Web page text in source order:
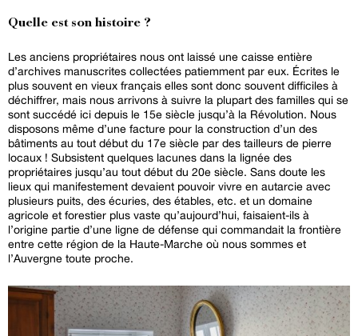
Quelle est son histoire ?
Les anciens propriétaires nous ont laissé une caisse entière
d’archives manuscrites collectées patiemment par eux. Écrites le
plus souvent en vieux français elles sont donc souvent difficiles à
déchiffrer, mais nous arrivons à suivre la plupart des familles qui se
sont succédé ici depuis le 15e siècle jusqu’à la Révolution. Nous
disposons même d’une facture pour la construction d’un des
bâtiments au tout début du 17e siècle par des tailleurs de pierre
locaux ! Subsistent quelques lacunes dans la lignée des
propriétaires jusqu’au tout début du 20e siècle. Sans doute les
lieux qui manifestement devaient pouvoir vivre en autarcie avec
plusieurs puits, des écuries, des étables, etc. et un domaine
agricole et forestier plus vaste qu’aujourd’hui, faisaient-ils à
l’origine partie d’une ligne de défense qui commandait la frontière
entre cette région de la Haute-Marche où nous sommes et
l’Auvergne toute proche.